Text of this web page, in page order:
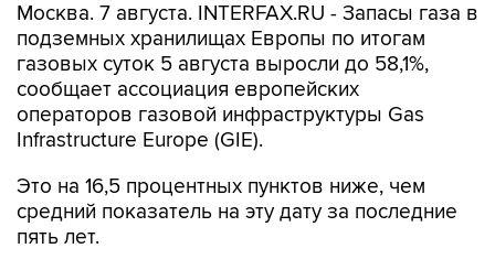
Москва. 7 августа. INTERFAX.RU - Запасы газа в
подземных хранилищах Европы по итогам
газовых суток 5 августа выросли до 58,1%,
сообщает ассоциация европейских
операторов газовой инфраструктуры Gas
Infrastructure Europe (GIE).
Это на 16,5 процентных пунктов ниже, чем
средний показатель на эту дату за последние
пять лет.